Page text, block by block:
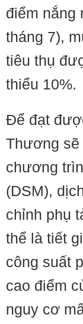
điểm nắng
tháng 7),
tiêu thụ
thiểu 10%.
Để đạt
Thương sẽ
chương
(DSM),
chỉnh phụ
thể là tiết
công suất
cao điểm
nguy cơ